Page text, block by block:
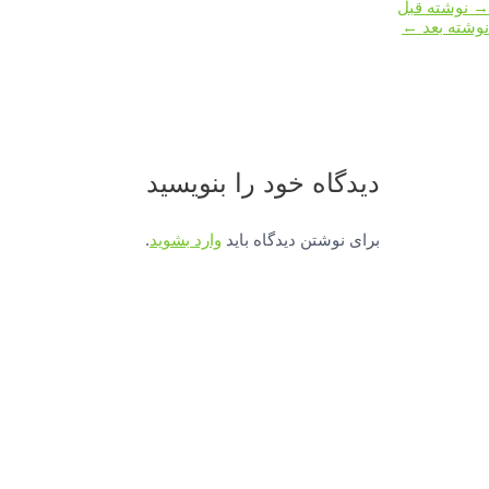
→ نوشته قبل
نوشته بعد ←
دیدگاه‌ خود را بنویسید
برای نوشتن دیدگاه باید وارد بشوید.